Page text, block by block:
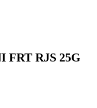
FRT RJS 25G